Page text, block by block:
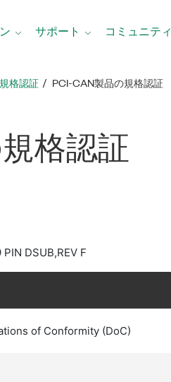
サポート コミュニティ
格​認証 PCI-CAN製品​の​規格​認証
格​認証
DSUB,REV F
of Conformity (DoC)